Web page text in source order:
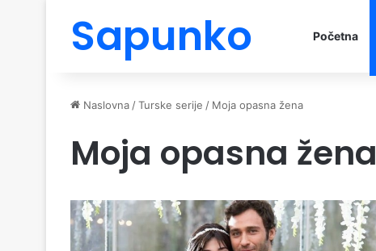
Sapunko Početna
Naslovna /Turske serije / Moja opasna žena
Moja opasna žena